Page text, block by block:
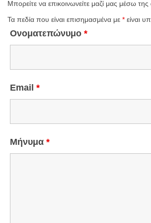
Μπορείτε να επικοινωνείτε μαζί μας μέσω
Τα πεδία που είναι επισημασμένα με * είναι
Ονοματεπώνυμο *
Email *
Μήνυμα *